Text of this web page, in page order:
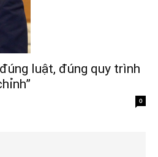
luật, đúng quy trình
0